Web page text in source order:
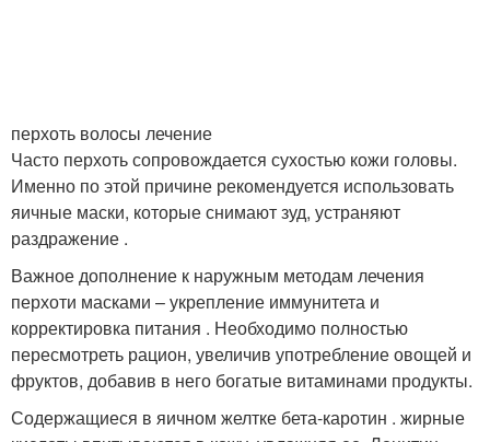
перхоть волосы лечение
Часто перхоть сопровождается сухостью кожи головы.
Именно по этой причине рекомендуется использовать
яичные маски, которые снимают зуд, устраняют
раздражение .
Важное дополнение к наружным методам лечения
перхоти масками – укрепление иммунитета и
корректировка питания . Необходимо полностью
пересмотреть рацион, увеличив употребление овощей и
фруктов, добавив в него богатые витаминами продукты.
Содержащиеся в яичном желтке бета-каротин . жирные